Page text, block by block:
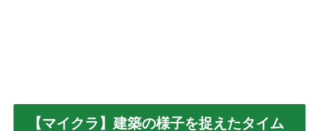
【マイクラ】建築の様子を捉えたタイム